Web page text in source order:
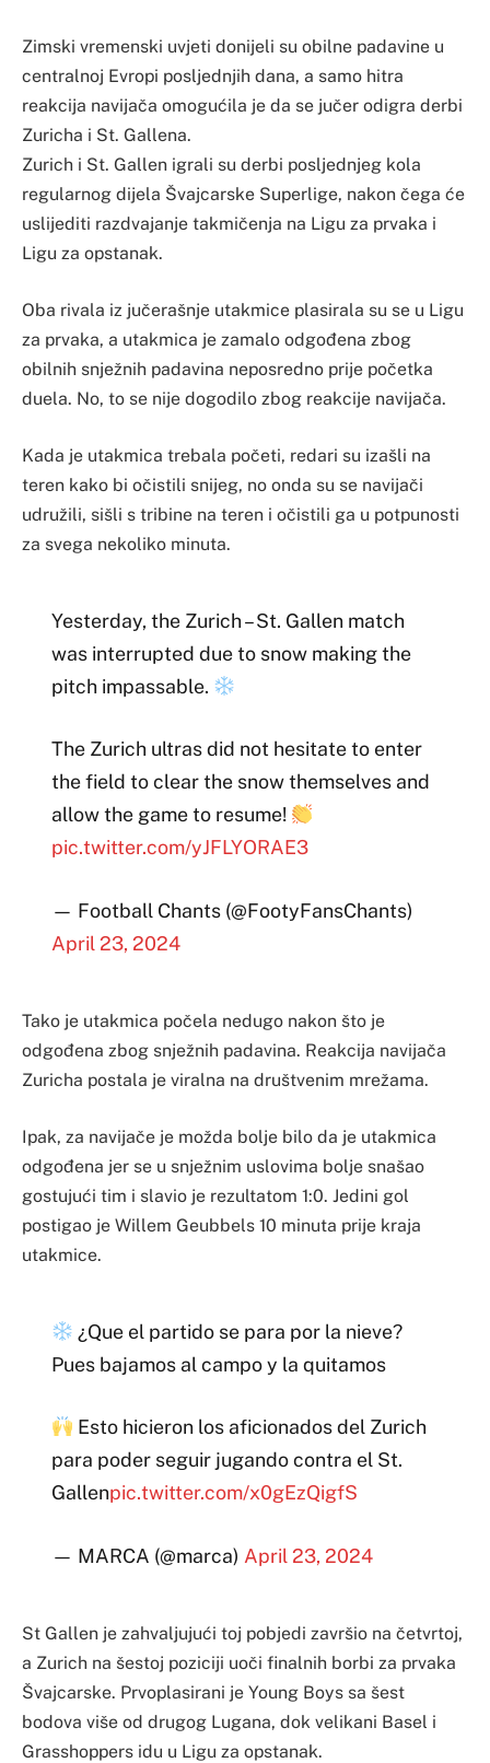
Zimski vremenski uvjeti donijeli su obilne padavine u
centralnoj Evropi posljednjih dana, a samo hitra
reakcija navijača omogućila je da se jučer odigra derbi
Zuricha i St. Gallena.
Zurich i St. Gallen igrali su derbi posljednjeg kola
regularnog dijela Švajcarske Superlige, nakon čega će
uslijediti razdvajanje takmičenja na Ligu za prvaka i
Ligu za opstanak.
Oba rivala iz jučerašnje utakmice plasirala su se u Ligu
za prvaka, a utakmica je zamalo odgođena zbog
obilnih snježnih padavina neposredno prije početka
duela. No, to se nije dogodilo zbog reakcije navijača.
Kada je utakmica trebala početi, redari su izašli na
teren kako bi očistili snijeg, no onda su se navijači
udružili, sišli s tribine na teren i očistili ga u potpunosti
za svega nekoliko minuta.
Yesterday, the Zurich – St. Gallen match
was interrupted due to snow making the
pitch impassable.
The Zurich ultras did not hesitate to enter
the field to clear the snow themselves and
allow the game to resume!
pic.twitter.com/yJFLYORAE3
— Football Chants (@FootyFansChants)
April 23, 2024
Tako je utakmica počela nedugo nakon što je
odgođena zbog snježnih padavina. Reakcija navijača
Zuricha postala je viralna na društvenim mrežama.
Ipak, za navijače je možda bolje bilo da je utakmica
odgođena jer se u snježnim uslovima bolje snašao
gostujući tim i slavio je rezultatom 1:0. Jedini gol
postigao je Willem Geubbels 10 minuta prije kraja
utakmice.
¿Que el partido se para por la nieve?
Pues bajamos al campo y la quitamos
Esto hicieron los aficionados del Zurich
para poder seguir jugando contra el St.
Gallenpic.twitter.com/x0gEzQigfS
— MARCA (@marca) April 23, 2024
St Gallen je zahvaljujući toj pobjedi završio na četvrtoj,
a Zurich na šestoj poziciji uoči finalnih borbi za prvaka
Švajcarske. Prvoplasirani je Young Boys sa šest
bodova više od drugog Lugana, dok velikani Basel i
Grasshoppers idu u Ligu za opstanak.